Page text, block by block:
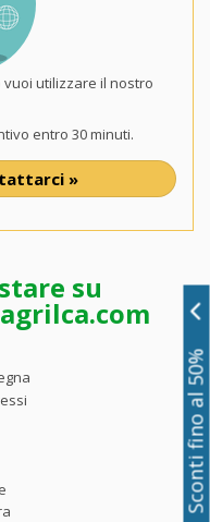
utilizzare il nostro
entro 30 minuti.
»
su
Sconti fino al 50%